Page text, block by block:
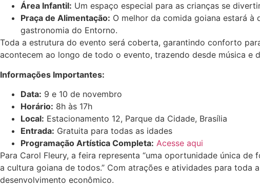
Área Infantil: Um espaço especial para as crianças se
Praça de Alimentação: O melhor da comida goiana estará
gastronomia do Entorno.
Toda a estrutura do evento será coberta, garantindo conforto
acontecem ao longo de todo o evento, trazendo desde música
Informações Importantes:
Data: 9 e 10 de novembro
Horário: 8h às 17h
Local: Estacionamento 12, Parque da Cidade, Brasília
Entrada: Gratuita para todas as idades
Programação Artística Completa: Acesse aqui
Para Carol Fleury, a feira representa “uma oportunidade única
a cultura goiana de todos.” Com atrações e atividades para toda
desenvolvimento econômico.